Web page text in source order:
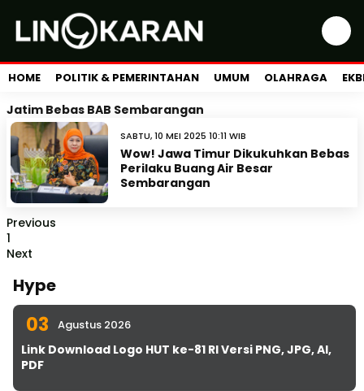
HOME POLITIK & PEMERINTAHAN UMUM OLAHRAGA
Jatim Bebas BAB Sembarangan
SABTU, 10 MEI 2025 10:11 WIB
Wow! Jawa Timur Dikukuhkan Bebas
Perilaku Buang Air Besar
Sembarangan
Previous
1
Next
Hype
03 Agustus 2026
Link Download Logo HUT ke-81 RI Versi PNG, JPG, AI,
PDF